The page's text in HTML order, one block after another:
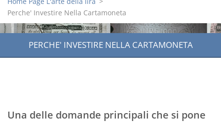
Perche' Investire Nella Cartamoneta
PERCHE' INVESTIRE NELLA CARTAMONETA
Una delle domande principali che si pone